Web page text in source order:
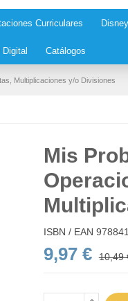
Curriculares Disney
Catálogos
Multiplicaciones y/o Divisiones
Mis
ISBN / EAN
9,97 € 10,49